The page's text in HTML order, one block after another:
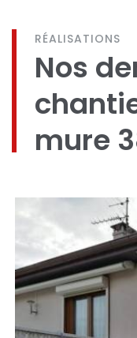
RÉALISATIONS
Nos
mure